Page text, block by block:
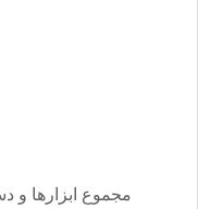
مجموع ابزارها و